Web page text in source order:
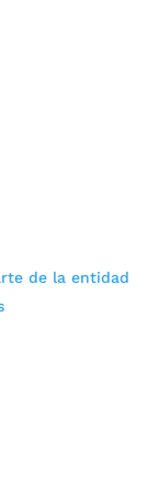
de la entidad